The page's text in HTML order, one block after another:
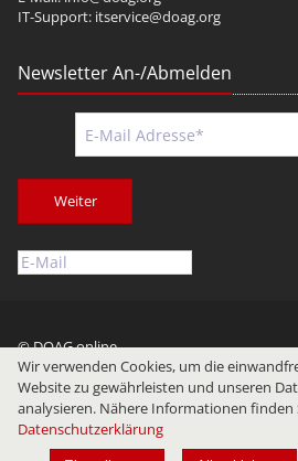
IT-Support: itservice@doag.org
Newsletter An-/Abmelden
Weiter
© DOAG online
Impressum
Datenschutz
Wir verwenden Cookies, um die
Website zu gewährleisten und unseren
analysieren. Nähere Informationen finden
Datenschutzerklärung